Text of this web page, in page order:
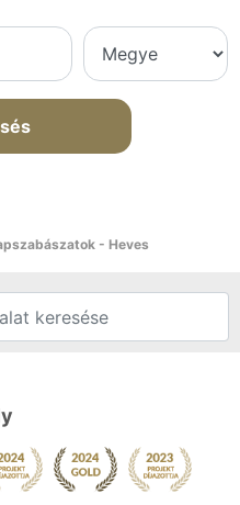
- Heves